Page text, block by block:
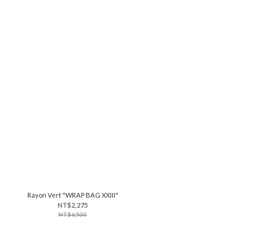
Rayon Vert "WRAP BAG XXIII"
NT$2,275
NT$6,500